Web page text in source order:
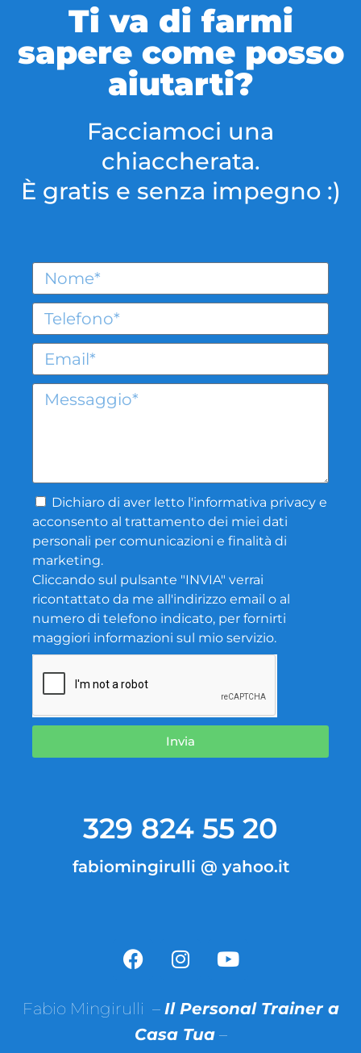
Ti va di farmi
sapere come posso
aiutarti?
Facciamoci una
chiaccherata.
È gratis e senza impegno :)
Dichiaro di aver letto l'informativa privacy e
acconsento al trattamento dei miei dati
personali per comunicazioni e finalità di
marketing.
Cliccando sul pulsante "INVIA" verrai
ricontattato da me all'indirizzo email o al
numero di telefono indicato, per fornirti
maggiori informazioni sul mio servizio.
Invia
329 824 55 20
fabiomingirulli @ yahoo.it
Fabio Mingirulli – Il Personal Trainer a
Casa Tua–